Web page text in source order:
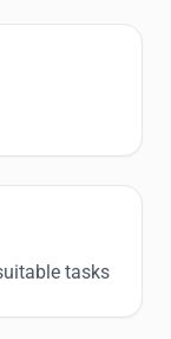
tasks